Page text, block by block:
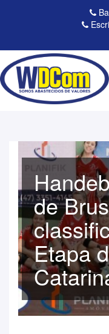
de
Etapa